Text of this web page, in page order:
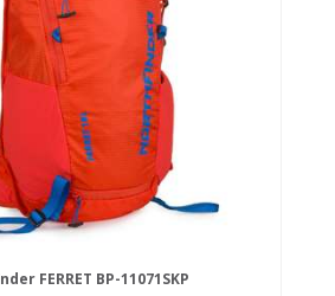
FERRET BP-11071SKP